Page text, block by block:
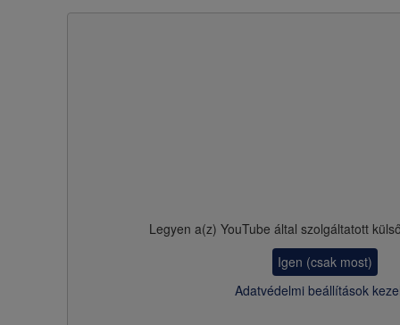
Legyen a(z) YouTube által szolgáltatott
Igen (csak most)
Adatvédelmi beállítások